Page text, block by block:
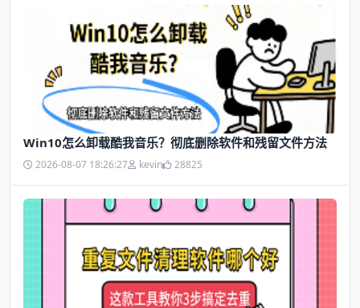
Win10怎么卸载酷我音乐？彻底删除软件和残留文件方法
2026-08-07 18:26:27 kevin 28825